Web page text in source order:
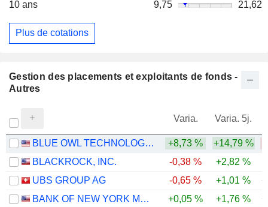
10 ans
9,75 21,62
Plus de cotations
Gestion des placements et exploitants de fonds -
Autres
Varia. Varia. 5j.
BLUE OWL TECHNOLOGY FINANCE CORP. +8,73 % +14,79 %
BLACKROCK, INC.
-0,38 % +2,82 %
UBS GROUP AG
-0,65 % +1,01 %
BANK OF NEW YORK MELLON CORPORATION (THE)
+0,05 % +1,76 %